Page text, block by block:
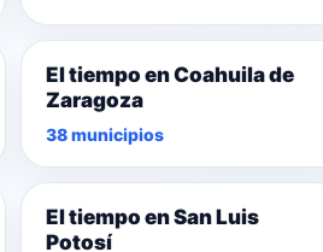
El tiempo en Coahuila de
Zaragoza
38 municipios
El tiempo en San Luis
Potosí